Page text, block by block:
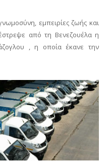
εμπειρίες ζωής και
από τη Βενεζουέλα η
, η οποία έκανε την